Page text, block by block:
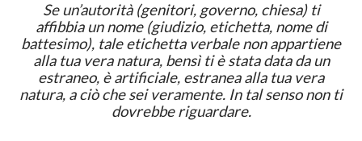
Se un’autorità (genitori, governo, chiesa) ti
affibbia un nome (giudizio, etichetta, nome di
battesimo), tale etichetta verbale non appartiene
alla tua vera natura, bensì ti è stata data da un
estraneo, è artificiale, estranea alla tua vera
natura, a ciò che sei veramente. In tal senso non ti
dovrebbe riguardare.